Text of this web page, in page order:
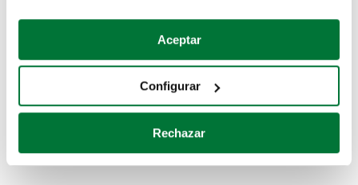
Si lo permite, también quisiéramos:
Recopilar información sobre su ubicación geográfica
Identificar su dispositivo analizándolo activamente
para buscar características específicas (huellas
Obtenga más información sobre cómo se procesan sus
Aceptar
Configurar
Rechazar
Coches de segunda mano
Coches de km0